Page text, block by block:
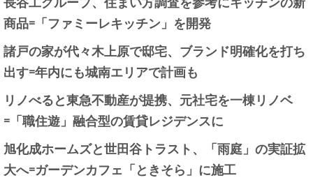
商品=「ファミーレキッチン」を開発
諸戸の家が代々木上原で邸宅、ブランド明確化を打ち
出す=年内にも城南エリアで計画も
リノべると東急不動産が提携、元社宅を一棟リノベ
=「職住遊」融合型の賃貸レジデンスに
旭化成ホームズと世田谷トラスト、「雨庭」の実証拡
大へ=ガーデンカフェ「ときそら」に施工